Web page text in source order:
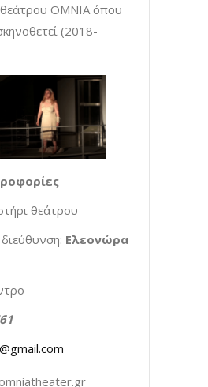
OMNIA όπου
(2018-
θεάτρου
Ελεονώρα